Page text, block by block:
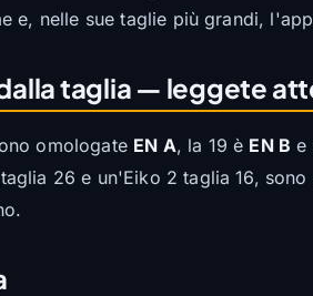
e, nelle sue taglie più grandi,
taglia — leggete
omologate EN A, la 19 è EN B e
26 e un'Eiko 2 taglia 16,